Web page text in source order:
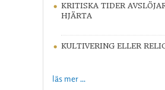
KRITISKA TIDER
HJÄRTA
KULTIVERING ELLER
läs mer ...